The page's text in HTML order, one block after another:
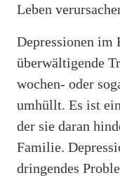
Leben
Depressionen im
überwältigende
wochen- oder
umhüllt. Es ist
der sie daran
Familie.
dringendes